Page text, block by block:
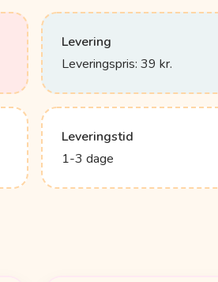
Levering
Leveringspris: 39 kr.
Leveringstid
1-3 dage